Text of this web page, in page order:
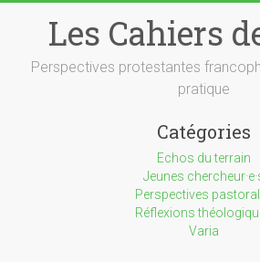
Les Cahiers
Perspectives protestantes
pratique
Catégories
Echos du terrain
Jeunes
Perspectives
Réflexions
Varia